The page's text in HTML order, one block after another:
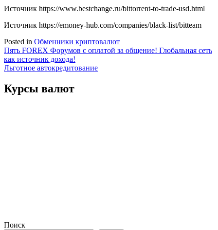
Источник https://www.bestchange.ru/bittorrent-to-trade-usd.html
Источник https://emoney-hub.com/companies/black-list/bitteam
Posted in Обменники криптовалют
Навигация
по
Пять FOREX Форумов с оплатой за общение! Глобальная сеть
как источник дохода!
Льготное автокредитование
Курсы валют
Поиск